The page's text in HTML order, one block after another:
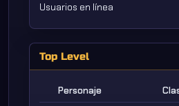
Usuarios en línea
Top Level
Personaje